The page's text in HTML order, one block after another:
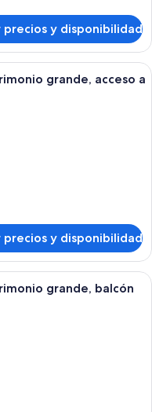
precios y disponibilidad
habitación de hotel con una
grande, acceso a
precios y disponibilidad
de hotel con cama,
grande, balcón